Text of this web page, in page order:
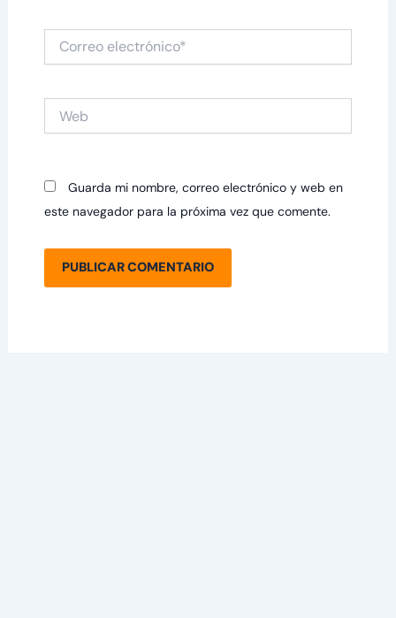
electrónico*
Guarda mi nombre, correo electrónico y web en
este navegador para la próxima vez que comente.